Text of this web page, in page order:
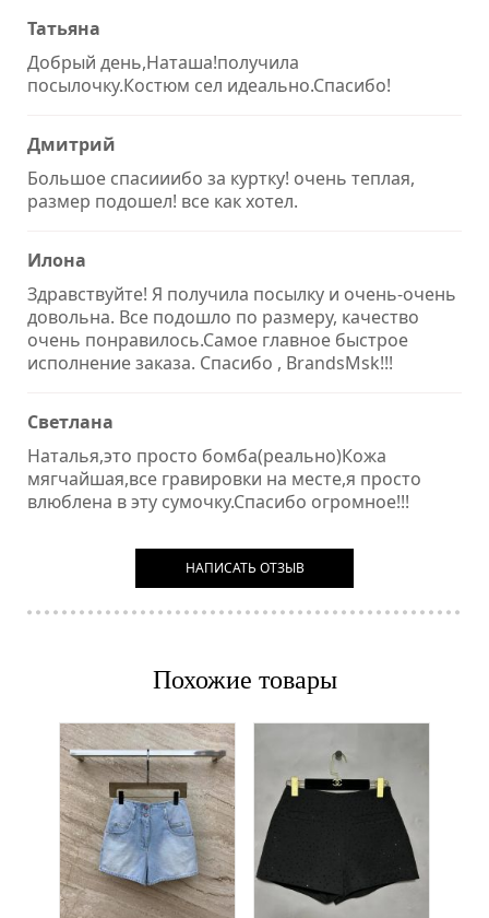
Татьяна
Добрый день,Наташа!получила
посылочку.Костюм сел идеально.Спасибо!
Дмитрий
Большое спасииибо за куртку! очень теплая,
размер подошел! все как хотел.
Илона
Здравствуйте! Я получила посылку и очень-очень
довольна. Все подошло по размеру, качество
очень понравилось.Самое главное быстрое
исполнение заказа. Спасибо , BrandsMsk!!!
Светлана
Наталья,это просто бомба(реально)Кожа
мягчайшая,все гравировки на месте,я просто
влюблена в эту сумочку.Спасибо огромное!!!
НАПИСАТЬ ОТЗЫВ
Похожие товары